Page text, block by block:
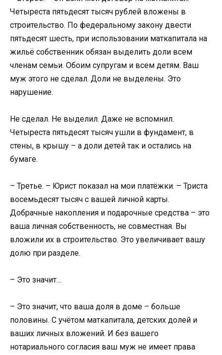
Четыреста пятьдесят тысяч рублей вложены в
строительство. По федеральному закону двести
пятьдесят шесть, при использовании маткапитала на
жильё собственник обязан выделить доли всем
членам семьи. Обоим супругам и всем детям. Ваш
муж этого не сделал. Доли не выделены. Это
нарушение.
Не сделал. Не выделил. Даже не вспомнил.
Четыреста пятьдесят тысяч ушли в фундамент, в
стены, в крышу – а доли детей так и остались на
бумаге.
– Третье. – Юрист показал на мои платёжки. – Триста
восемьдесят тысяч с вашей личной карты.
Добрачные накопления и подарочные средства – это
ваша личная собственность, не совместная. Вы
вложили их в строительство. Это увеличивает вашу
долю при разделе.
– Это значит…
– Это значит, что ваша доля в доме – больше
половины. С учётом маткапитала, детских долей и
ваших личных вложений. И без вашего
нотариального согласия ваш муж не имеет права